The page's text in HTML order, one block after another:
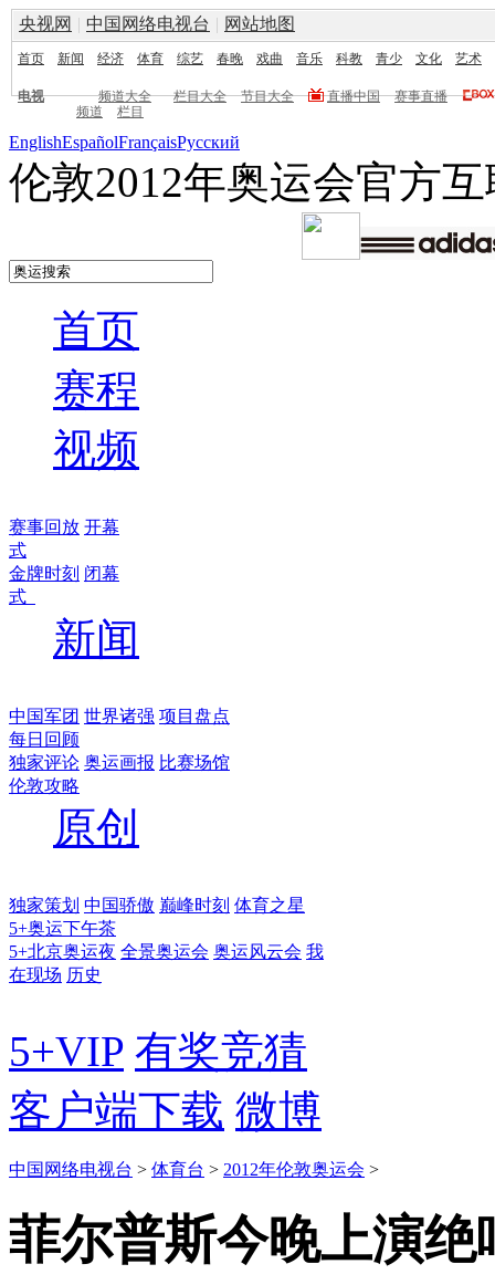
央视网 | 中国网络电视台 | 网站地图
首页 新闻 经济 体育 综艺 春晚 戏曲 音乐 科教 青少 文化 艺术
电视 频道大全 栏目大全 节目大全 直播中国
赛事直播
频道
栏目
EnglishEspañolFrançaisPусский
伦敦2012年奥运会官方
首页
赛程
视频
赛事回放 开幕
式
金牌时刻 闭幕
式
新闻
中国军团 世界诸强 项目盘点
每日回顾
独家评论 奥运画报 比赛场馆
伦敦攻略
原创
独家策划 中国骄傲 巅峰时刻 体育之星
5+奥运下午茶
5+北京奥运夜 全景奥运会 奥运风云会 我
在现场 历史
5+VIP 有奖竞猜
客户端下载 微博
中国网络电视台 > 体育台 > 2012年伦敦奥运会 >
菲尔普斯今晚上演